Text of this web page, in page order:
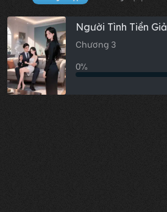
Người Tình Tiền Giả
Chương 3
0%